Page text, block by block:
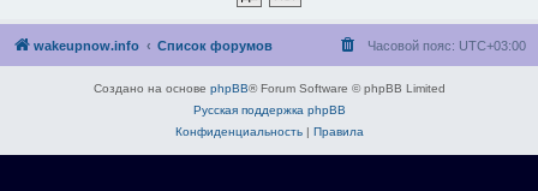
wakeupnow.info Список форумов Часовой пояс: UTC+03:00
Создано на основе phpBB® Forum Software © phpBB Limited
Русская поддержка phpBB
Конфиденциальность| Правила